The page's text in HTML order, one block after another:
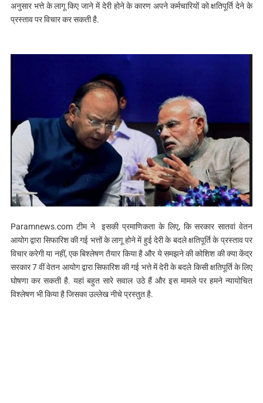
अनुसार भत्ते के लागू किए जाने में देरी होने के कारण अपने कर्मचारियों को क्षतिपूर्ति देने के
प्रस्ताव पर विचार कर सकती है.
Paramnews.com टीम ने इसकी प्रमाणिकता के लिए, कि सरकार सातवां वेतन
आयोग द्वारा सिफारिश की गई भत्तों के लागू होने में हुई देरी के बदले क्षतिपूर्ति के प्रस्ताव पर
विचार करेगी या नहीं, एक बिश्लेषण तैयार किया है और ये समझने की कोशिश की क्या केंद्र
सरकार 7 वीं वेतन आयोग द्वारा सिफारिश की गई भत्ते में देरी के बदले किसी क्षतिपूर्ति के लिए
घोषणा कर सकती है. यहां बहुत सारे सवाल उठे हैं और इस मामले पर हमने न्यायोचित
विश्लेषण भी किया है जिसका उल्लेख नीचे प्रस्तुत है.